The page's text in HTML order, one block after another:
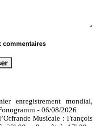
commentaires
enregistrement mondial,
- 06/08/2026
Musicale : François